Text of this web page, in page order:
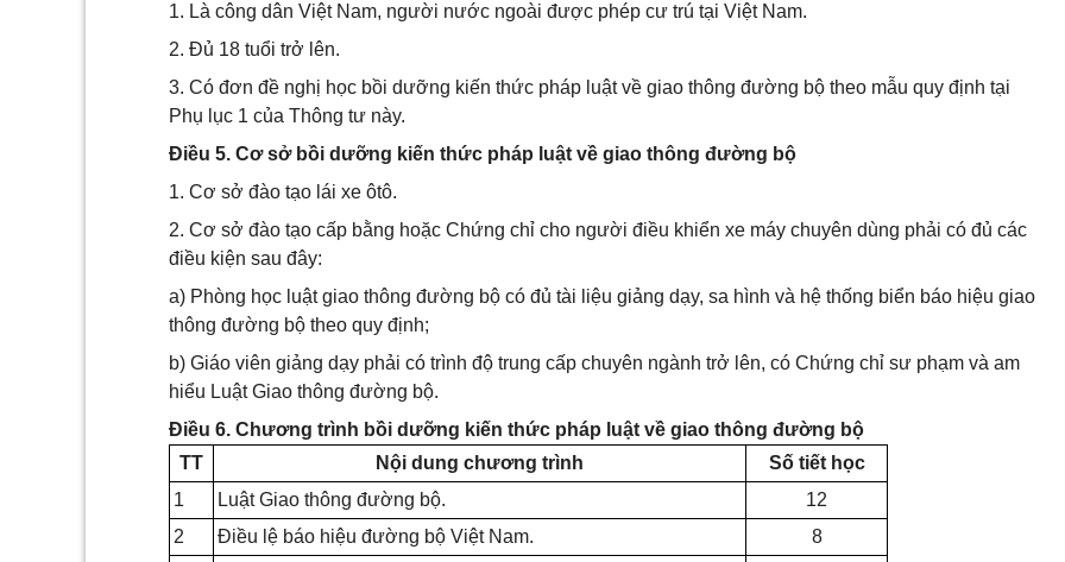
1. Là công dân Việt Nam, người nước ngoài được phép cư trú tại Việt Nam.
2. Đủ 18 tuổi trở lên.
3. Có đơn đề nghị học bồi dưỡng kiến thức pháp luật về giao thông đường bộ theo mẫu quy định tại
Phụ lục 1 của Thông tư này.
Điều 5. Cơ sở bồi dưỡng kiến thức pháp luật về giao thông đường bộ
1. Cơ sở đào tạo lái xe ôtô.
2. Cơ sở đào tạo cấp bằng hoặc Chứng chỉ cho người điều khiển xe máy chuyên dùng phải có đủ các
điều kiện sau đây:
a) Phòng học luật giao thông đường bộ có đủ tài liệu giảng dạy, sa hình và hệ thống biển báo hiệu giao
thông đường bộ theo quy định;
b) Giáo viên giảng dạy phải có trình độ trung cấp chuyên ngành trở lên, có Chứng chỉ sư phạm và am
hiểu Luật Giao thông đường bộ.
Điều 6. Chương trình bồi dưỡng kiến thức pháp luật về giao thông đường bộ
TT
Nội dung chương trình
Số tiết học
1
Luật Giao thông đường bộ.
12
2
Điều lệ báo hiệu đường bộ Việt Nam.
8